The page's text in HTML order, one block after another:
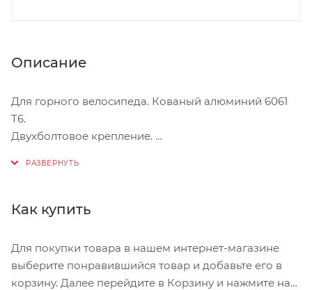
Описание
Для горного велосипеда. Кованый алюминий 6061
Т6.
Двухболтовое крепление.
Как купить
Для покупки товара в нашем интернет-магазине
выберите понравившийся товар и добавьте его в
корзину. Далее перейдите в Корзину и нажмите на